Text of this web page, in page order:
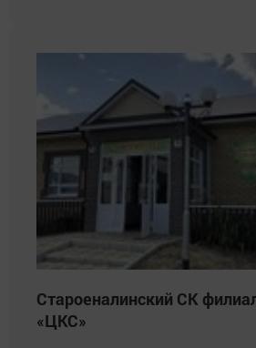
Староеналинский СК
«ЦКС»